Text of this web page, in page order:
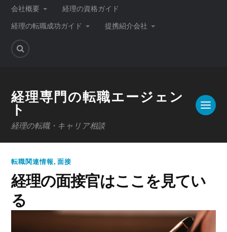
会社概要
経理の資格ガイド
経理の転職成功ガイド
提携紹介会社
経理専門の転職エージェン
ト
経理の転職・キャリア相談
転職関連情報,面接
経理の面接官はここを見てい
る